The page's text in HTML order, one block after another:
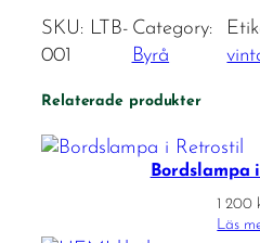
SKU: LTB-
001
Category:
Byrå
Relaterade produkter
Bordslampa
1 200
Läs